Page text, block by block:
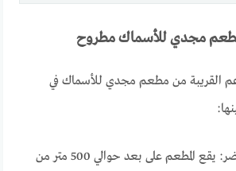
مجدي للأسماك مطروح
القريبة من مطعم مجدي للأسماك في
مطعم البلح الأخضر: يقع المطعم على بعد حوالي 500 متر من